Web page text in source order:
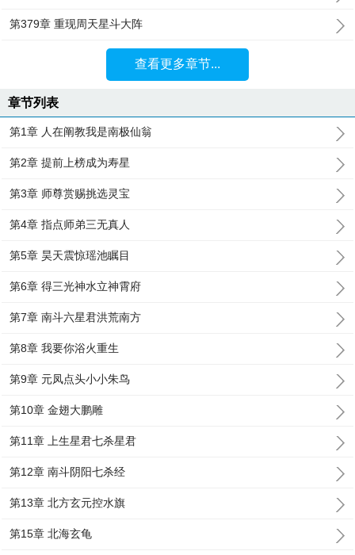
第379章 重现周天星斗大阵
查看更多章节...
章节列表
第1章 人在阐教我是南极仙翁
第2章 提前上榜成为寿星
第3章 师尊赏赐挑选灵宝
第4章 指点师弟三无真人
第5章 昊天震惊瑶池瞩目
第6章 得三光神水立神霄府
第7章 南斗六星君洪荒南方
第8章 我要你浴火重生
第9章 元凤点头小小朱鸟
第10章 金翅大鹏雕
第11章 上生星君七杀星君
第12章 南斗阴阳七杀经
第13章 北方玄元控水旗
第15章 北海玄龟